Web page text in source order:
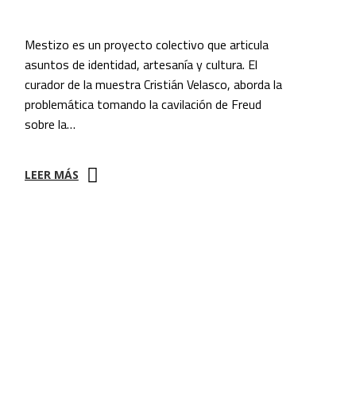
Mestizo es un proyecto colectivo que articula
asuntos de identidad, artesanía y cultura. El
curador de la muestra Cristián Velasco, aborda la
problemática tomando la cavilación de Freud
sobre la…
LEER MÁS